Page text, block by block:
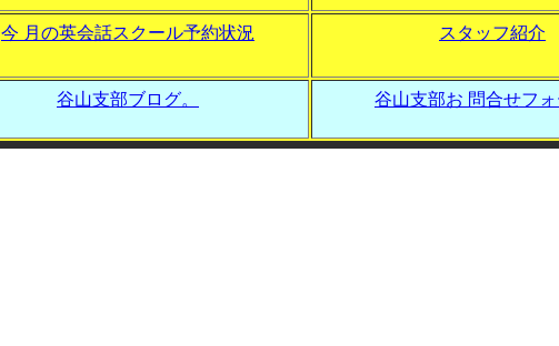
今 月の英会話スクール予約状況 スタッフ紹介
谷山支部ブログ。 谷山支部お 問合せフォ